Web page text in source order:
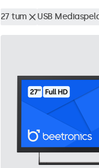
27 tum USB